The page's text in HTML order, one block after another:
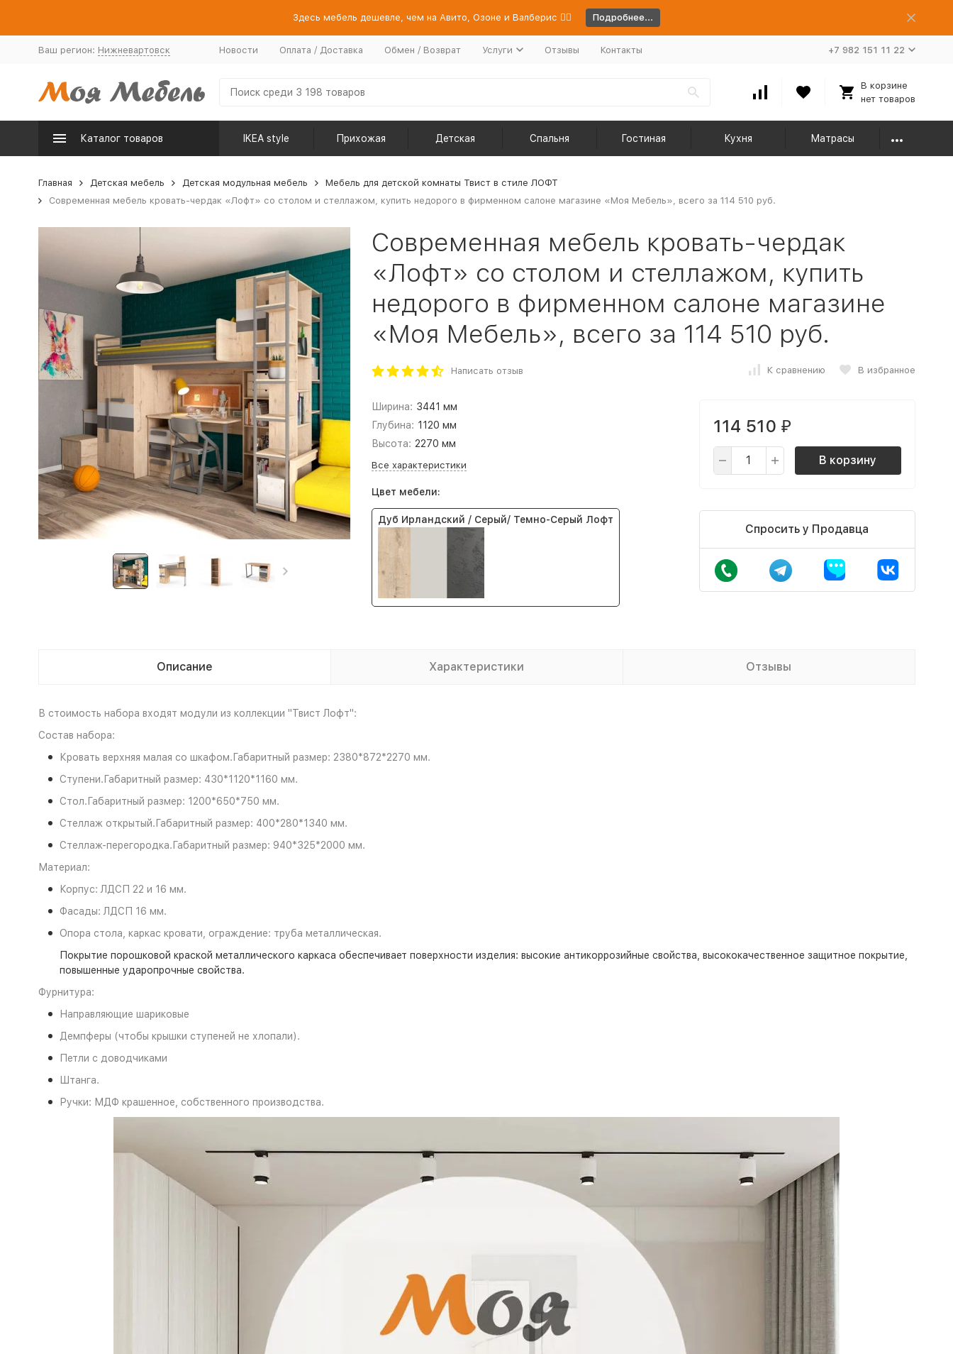
Здесь мебель дешевле, чем на Авито, Озоне и Валберис 👉🏻 Подробнее...
Ваш регион: Нижневартовск Новости Оплата / Доставка Обмен / Возврат Услуги Отзывы Контакты +7 982 151 11 22
В корзине
нет товаров
Каталог товаров IKEA style Прихожая Детская Спальня Гостиная Кухня Матрасы
Главная Детская мебель Детская модульная мебель
Мебель для детской комнаты Твист в стиле ЛОФТ
Современная мебель кровать-чердак «Лофт» со столом и стеллажом, купить недорого в фирменном салоне магазине «Моя Мебель», всего за 114 510 руб.
Современная мебель кровать-чердак
«Лофт» со столом и стеллажом, купить
недорого в фирменном салоне магазине
«Моя Мебель», всего за 114 510 руб.
Написать отзыв К сравнению В избранное
Ширина: 3441 мм
Глубина: 1120 мм
Высота: 2270 мм
Все характеристики
Цвет мебели:
Дуб Ирландский / Серый/ Темно-Серый Лофт
114 510 ₽
В корзину
Спросить у Продавца
Описание Характеристики Отзывы
В стоимость набора входят модули из коллекции "Твист Лофт":
Состав набора:
Кровать верхняя малая со шкафом.Габаритный размер: 2380*872*2270 мм.
Ступени.Габаритный размер: 430*1120*1160 мм.
Стол.Габаритный размер: 1200*650*750 мм.
Стеллаж открытый.Габаритный размер: 400*280*1340 мм.
Стеллаж-перегородка.Габаритный размер: 940*325*2000 мм.
Материал:
Корпус: ЛДСП 22 и 16 мм.
Фасады: ЛДСП 16 мм.
Опора стола, каркас кровати, ограждение: труба металлическая.
Покрытие порошковой краской металлического каркаса обеспечивает поверхности изделия: высокие антикоррозийные свойства, высококачественное защитное покрытие,
повышенные ударопрочные свойства.
Фурнитура:
Направляющие шариковые
Демпферы (чтобы крышки ступеней не хлопали).
Петли с доводчиками
Штанга.
Ручки: МДФ крашенное, собственного производства.